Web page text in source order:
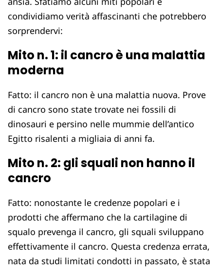
condividiamo verità affascinanti che potrebbero
sorprendervi:
Mito n. 1: il cancro è una malattia
moderna
Fatto: il cancro non è una malattia nuova. Prove
di cancro sono state trovate nei fossili di
dinosauri e persino nelle mummie dell’antico
Egitto risalenti a migliaia di anni fa.
Mito n. 2: gli squali non hanno il
cancro
Fatto: nonostante le credenze popolari e i
prodotti che affermano che la cartilagine di
squalo prevenga il cancro, gli squali sviluppano
effettivamente il cancro. Questa credenza errata,
nata da studi limitati condotti in passato, è stata